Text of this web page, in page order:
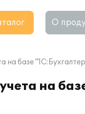
О
на базе
на